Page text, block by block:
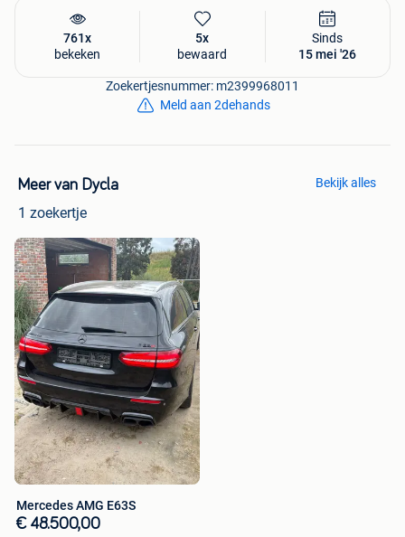
761x
bekeken
5x
bewaard
Sinds
15 mei '26
Zoekertjesnummer: m2399968011
Meld aan 2dehands
Meer van Dycla
1 zoekertje
Bekijk alles
Mercedes AMG E63S
€ 48.500,00